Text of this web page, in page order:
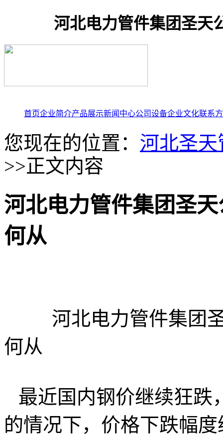
河北电力管件集团圣天
首页企业简介产品展示新闻中心公司设备企业文化联系
您现在的位置： 河北圣
>>正文内容
河北电力管件集团圣
何从
河北电力管件集团
何从
最近国内钢价继续狂跌
的情况下，价格下跌幅